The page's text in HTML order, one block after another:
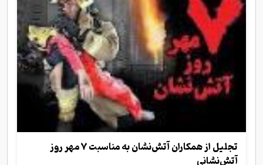
تجلیل از همکاران آتش‌نشان به مناسبت ۷ مهر روز